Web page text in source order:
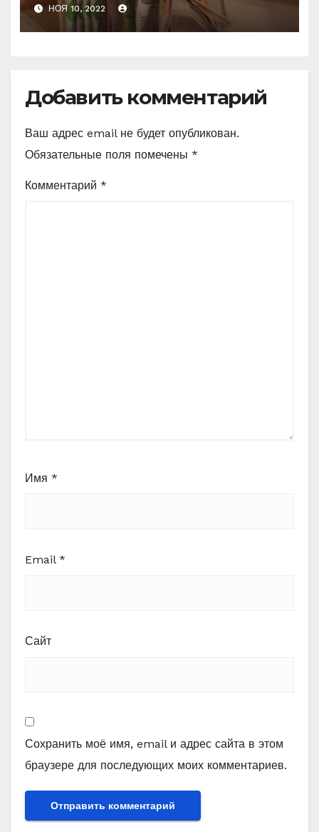
пригодятся в быту. Покажу
4 полезные фишки, как их
НОЯ 10, 2022
Добавить комментарий
Ваш адрес email не будет опубликован.
Обязательные поля помечены *
Комментарий *
Имя *
Email *
Сайт
Сохранить моё имя, email и адрес сайта в этом
браузере для последующих моих комментариев.